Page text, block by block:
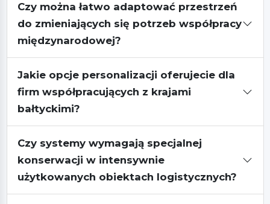
Czy można łatwo adaptować przestrzeń
do zmieniających się potrzeb współpracy
międzynarodowej?
Jakie opcje personalizacji oferujecie dla
firm współpracujących z krajami
bałtyckimi?
Czy systemy wymagają specjalnej
konserwacji w intensywnie
użytkowanych obiektach logistycznych?